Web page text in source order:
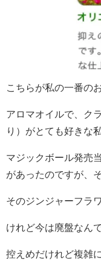
こちらが私の一番の
アロマオイルで、ク
り）がとても好きな
マジックボール発売
があったのですが、
そのジンジャーフラ
けれど今は廃盤なん
控えめだけれど複雑